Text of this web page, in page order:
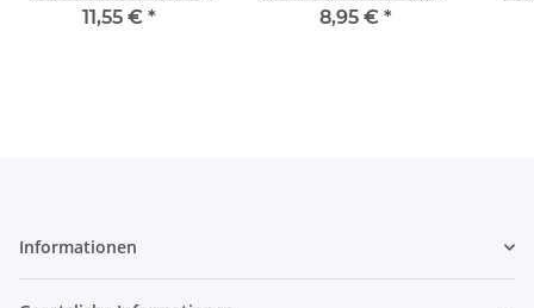
SR04R #CPU-13
11,55 € *
Anschlusskabel LF-4041P
8,95 € *
Informationen